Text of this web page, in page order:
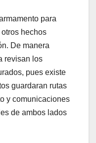
para
hechos
De manera
revisan los
pues existe
guardaran rutas
y comunicaciones
de ambos lados